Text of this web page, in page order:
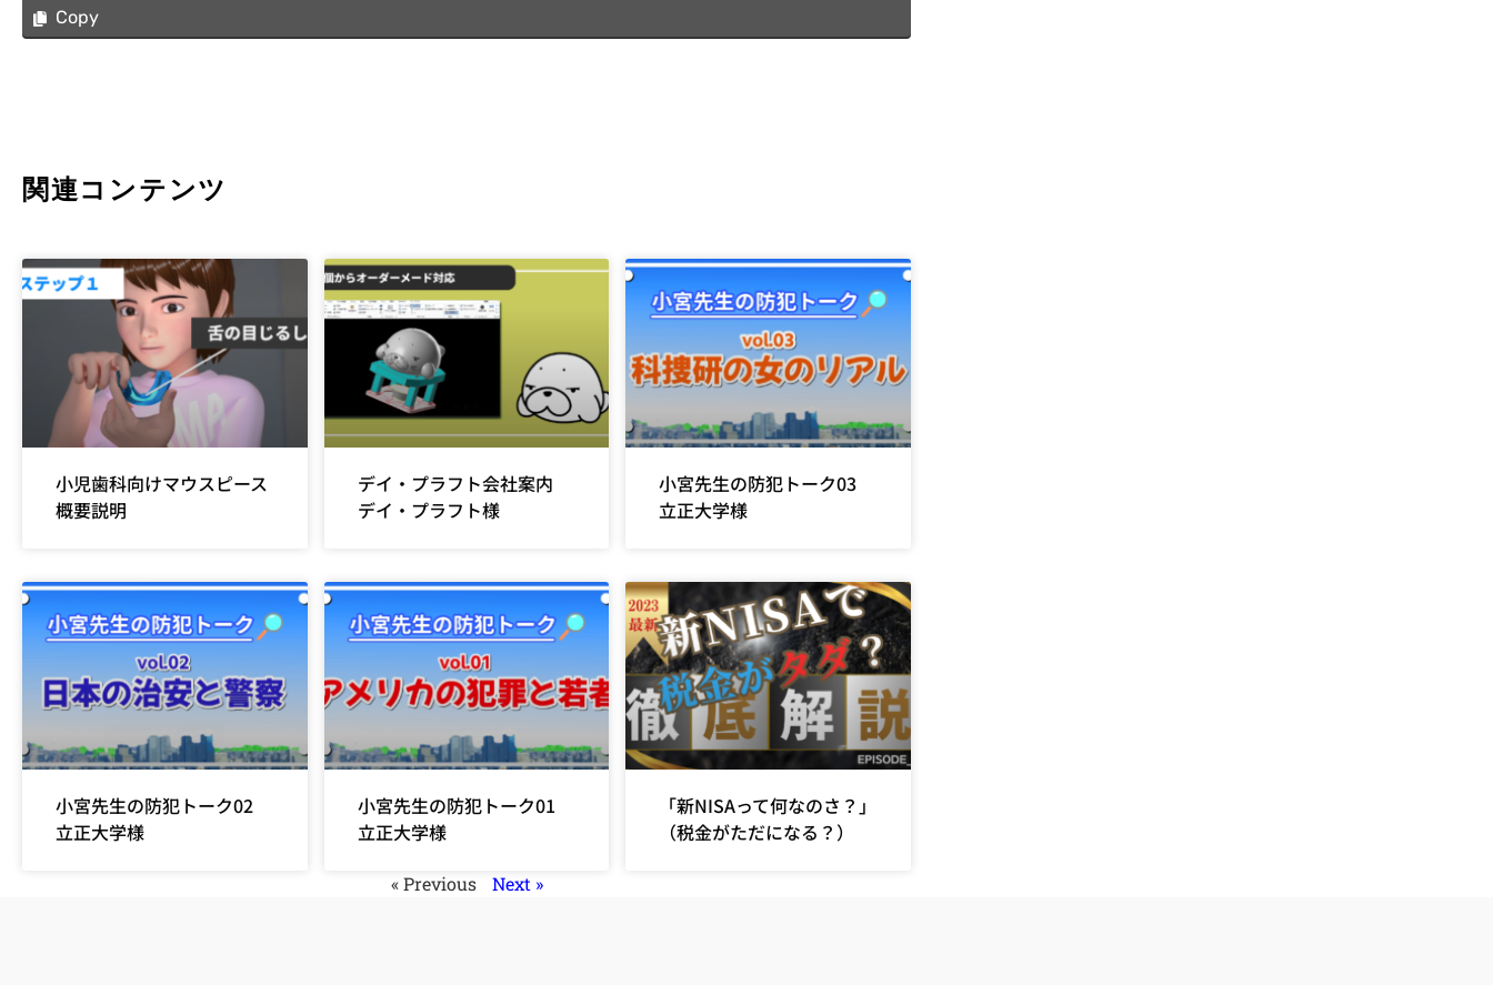
Copy
関連コンテンツ
小児歯科向けマウスピース
概要説明
デイ・プラフト会社案内
デイ・プラフト様
小宮先生の防犯トーク03
立正大学様
小宮先生の防犯トーク02
立正大学様
小宮先生の防犯トーク01
立正大学様
「新NISAって何なのさ？」
（税金がただになる？）
« Previous Next »